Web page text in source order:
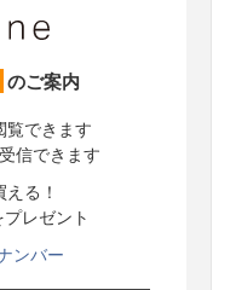
のご案内
覧できます
信できます
る！
レゼント
ンバー